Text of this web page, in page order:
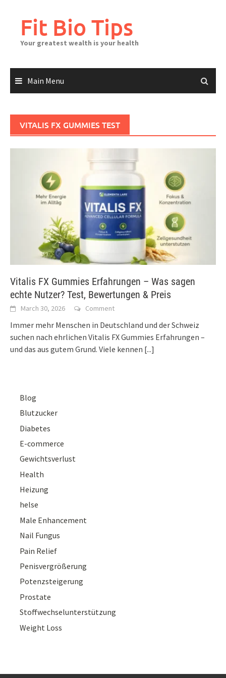
contentFit Bio Tips
Your greatest wealth is your health
Main Menu
VITALIS FX GUMMIES TEST
Vitalis FX Gummies Erfahrungen – Was sagen
echte Nutzer? Test, Bewertungen & Preis
March 30, 2026 Comment
Immer mehr Menschen in Deutschland und der Schweiz
suchen nach ehrlichen Vitalis FX Gummies Erfahrungen –
und das aus gutem Grund. Viele kennen [...]
Blog
Blutzucker
Diabetes
E-commerce
Gewichtsverlust
Health
Heizung
helse
Male Enhancement
Nail Fungus
Pain Relief
Penisvergrößerung
Potenzsteigerung
Prostate
Stoffwechselunterstützung
Weight Loss